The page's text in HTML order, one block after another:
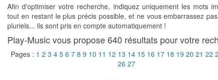
Afin d'optimiser votre recherche, indiquez uniquement les mots
tout en restant le plus précis possible, et ne vous embarrassez
pluriels... ils sont pris en compte automatiquement !
Play-Music vous propose 640 résultats pour votre
Pages : 1 2 3 4 5 6 7 8 9 10 11 12 13 14 15 16 17 18 19 20 21 22
26 27